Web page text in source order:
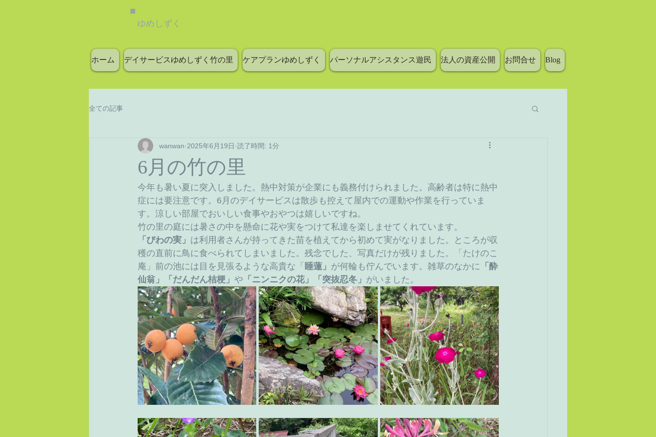
ゆめしずく
ホーム デイサービスゆめしずく竹の里 ケアプランゆめしずく パーソナルアシスタンス遊民 法人の資産公開 お問合せ Blog
全ての記事
6月の竹の里
wanwan 2025年6月19日 読了時間: 1分
今年も暑い夏に突入しました。熱中対策が企業にも義務付けられました。高齢者は特に熱中
症には要注意です。6月のデイサービスは散歩も控えて屋内での運動や作業を行っていま
す。涼しい部屋でおいしい食事やおやつは嬉しいですね。
竹の里の庭には暑さの中を懸命に花や実をつけて私達を楽しませてくれています。
「びわの実」 は利用者さんが持ってきた苗を植えてから初めて実がなりました。ところが収
穫の直前に鳥に食べられてしまいました。残念でした、写真だけが残りました。「たけのこ
庵」前の池には目を見張るような高貴な「 睡蓮」 が何輪も佇んでいます。雑草のなかに 「酔
仙翁」「だんだん桔梗」 や 「ニンニクの花」「突抜忍冬」 がいました。